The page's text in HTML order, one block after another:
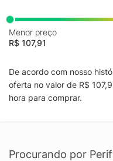
Menor preço
R$ 107,91
De acordo com nosso
oferta no valor de R$
hora para comprar.
Procurando por